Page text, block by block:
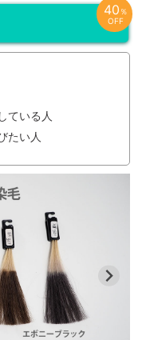
40 ％
OFF
ている人
たい人